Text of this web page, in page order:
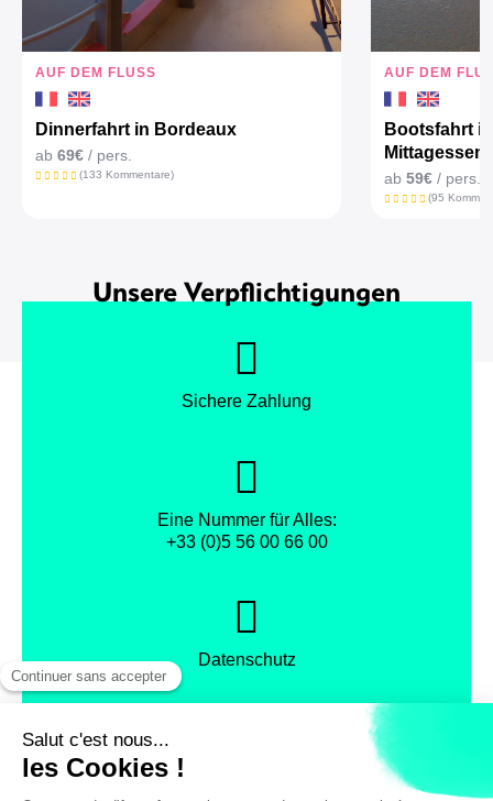
AUF DEM FLUSS
Dinnerfahrt in Bordeaux
ab 69€ / pers.
(133 Kommentare)
AUF DEM
Bootsfahrt
Mittagessen
ab59€ / pers.
(95
Unsere Verpflichtigungen
Sichere Zahlung
Eine Nummer für Alles:
+33 (0)5 56 00 66 00
Datenschutz